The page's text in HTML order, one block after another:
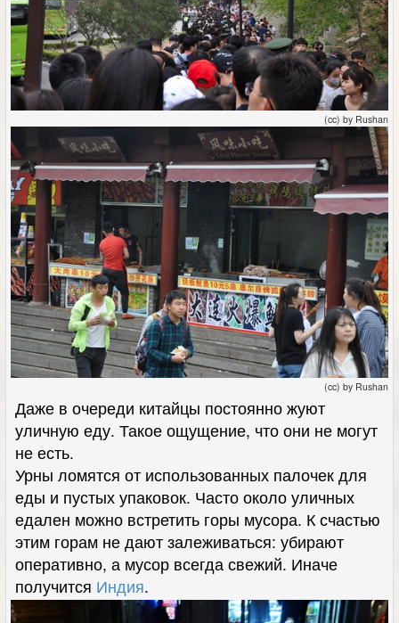
(cc) by Rushan
(cc) by Rushan
Даже в очереди китайцы постоянно жуют
уличную еду. Такое ощущение, что они не могут
не есть.
Урны ломятся от использованных палочек для
еды и пустых упаковок. Часто около уличных
едален можно встретить горы мусора. К счастью
этим горам не дают залеживаться: убирают
оперативно, а мусор всегда свежий. Иначе
получится Индия.